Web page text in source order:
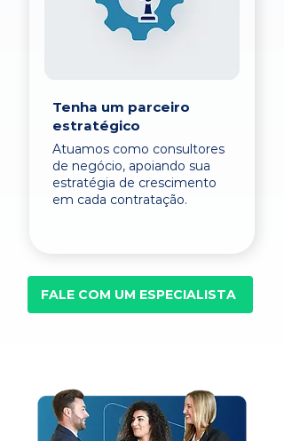
Tenha um parceiro
estratégico
Atuamos como consultores
de negócio, apoiando sua
estratégia de crescimento
em cada contratação.
FALE COM UM ESPECIALISTA